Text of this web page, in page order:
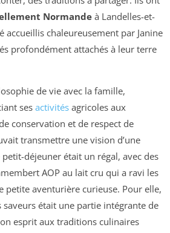
Normande à Landelles-et-
accueillis chaleureusement par Janine
profondément attachés à leur terre
de vie avec la famille,
ses activités agricoles aux
conservation et de respect de
transmettre une vision d’une
déjeuner était un régal, avec des
AOP au lait cru qui a ravi les
petite aventurière curieuse. Pour elle,
était une partie intégrante de
esprit aux traditions culinaires